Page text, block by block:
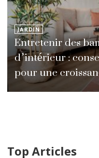
JARDIN
Entretenir des
d’intérieur :
pour une
Top Articles